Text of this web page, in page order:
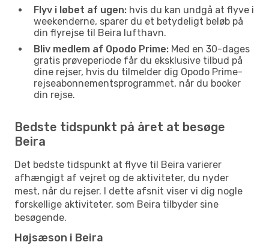
Flyv i løbet af ugen: hvis du kan undgå at flyve i
weekenderne, sparer du et betydeligt beløb på
din flyrejse til Beira lufthavn.
Bliv medlem af Opodo Prime: Med en 30-dages
gratis prøveperiode får du eksklusive tilbud på
dine rejser, hvis du tilmelder dig Opodo Prime-
rejseabonnementsprogrammet, når du booker
din rejse.
Bedste tidspunkt på året at besøge
Beira
Det bedste tidspunkt at flyve til Beira varierer
afhængigt af vejret og de aktiviteter, du nyder
mest, når du rejser. I dette afsnit viser vi dig nogle
forskellige aktiviteter, som Beira tilbyder sine
besøgende.
Højsæson i Beira